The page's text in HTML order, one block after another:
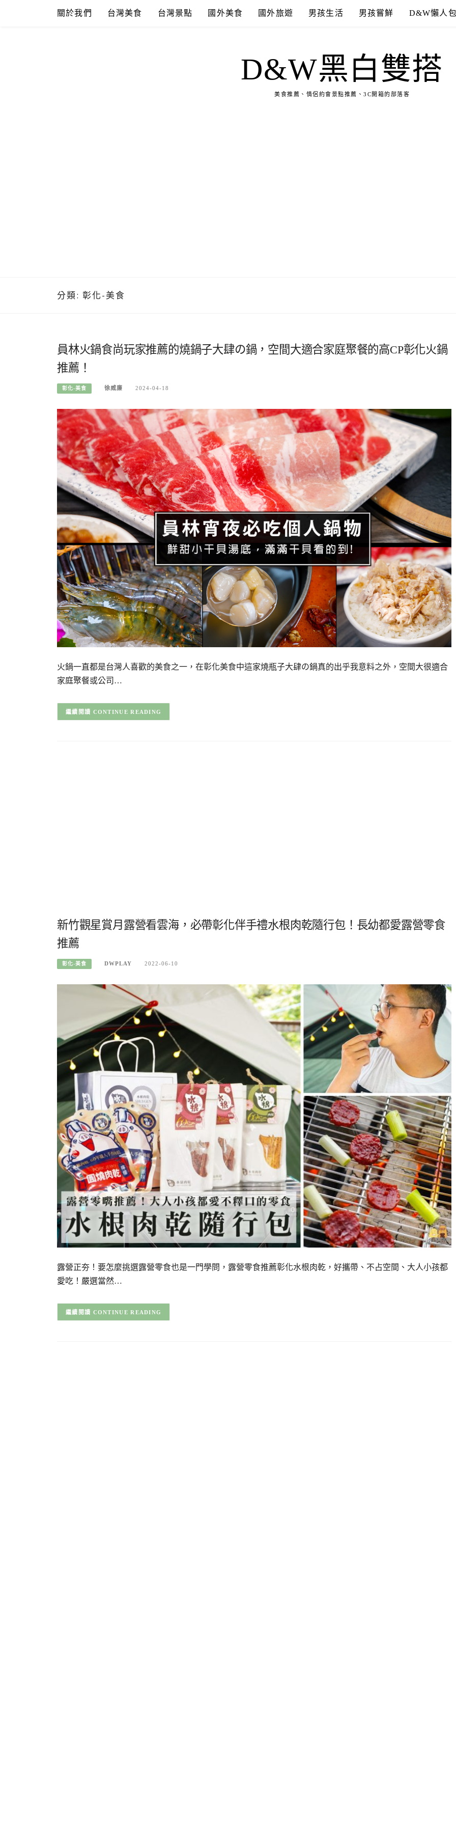
關於我們 台灣美食 台灣景點 國外美食 國外旅遊 男孩生活 男孩嘗鮮 D&W懶人
D&W黑白雙搭
美食推薦、情侶約會景點推薦、3C開箱的部落客
分類: 彰化-美食
員林火鍋食尚玩家推薦的燒鍋子大肆の鍋，空間大適合家庭聚餐的高CP彰化火鍋
推薦！
彰化-美食 徐威廉 2024-04-18
火鍋一直都是台灣人喜歡的美食之一，在彰化美食中這家燒瓶子大肆の鍋真的出乎我意料之外，空間大很適合
家庭聚餐或公司…
CONTINUE READING
新竹觀星賞月露營看雲海，必帶彰化伴手禮水根肉乾隨行包！長幼都愛露營零食
推薦
彰化-美食 DWPLAY 2022-06-10
露營正夯！要怎麼挑選露營零食也是一門學問，露營零食推薦彰化水根肉乾，好攜帶、不占空間、大人小孩都
愛吃！嚴選當然…
CONTINUE READING